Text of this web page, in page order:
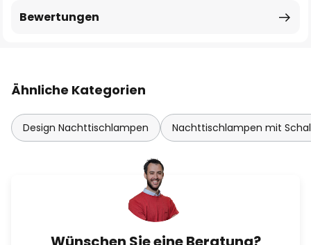
Bewertungen
Ähnliche Kategorien
Design Nachttischlampen Nachttischlampen mit